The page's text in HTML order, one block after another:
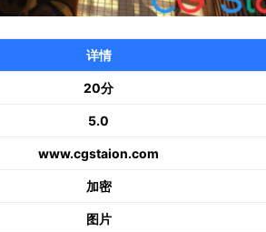
详情
20分
5.0
www.cgstaion.com
加密
图片